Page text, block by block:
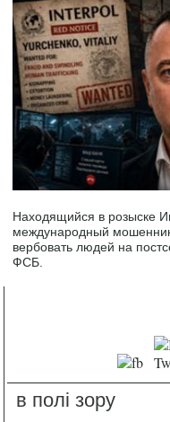
Находящийся в розыске
международный
вербовать людей на
ФСБ.
в полі зору